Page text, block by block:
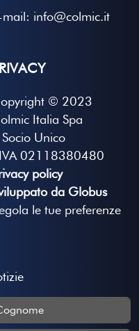
mail: info@colmic.it
© 2023
Italia Spa
Unico
02118380480
policy
da Globus
le tue preferenze